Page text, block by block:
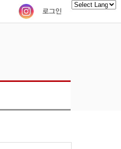
로그인